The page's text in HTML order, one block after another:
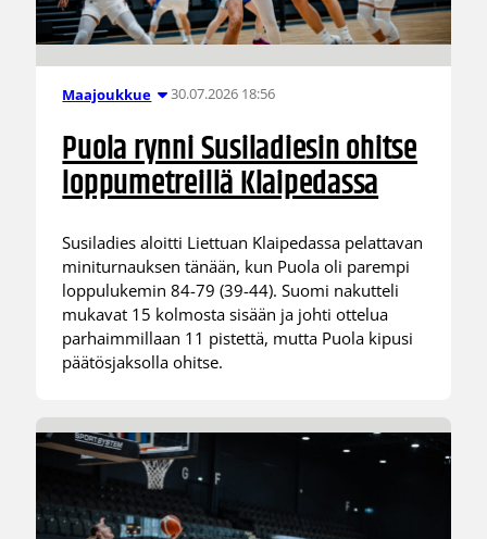
Maajoukkue 30.07.2026 18:56
Puola rynni Susiladiesin ohitse
loppumetreillä Klaipedassa
Susiladies aloitti Liettuan Klaipedassa pelattavan
miniturnauksen tänään, kun Puola oli parempi
loppulukemin 84-79 (39-44). Suomi nakutteli
mukavat 15 kolmosta sisään ja johti ottelua
parhaimmillaan 11 pistettä, mutta Puola kipusi
päätösjaksolla ohitse.